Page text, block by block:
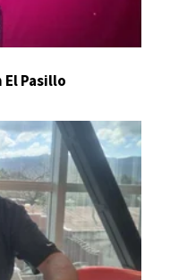
El Pasillo